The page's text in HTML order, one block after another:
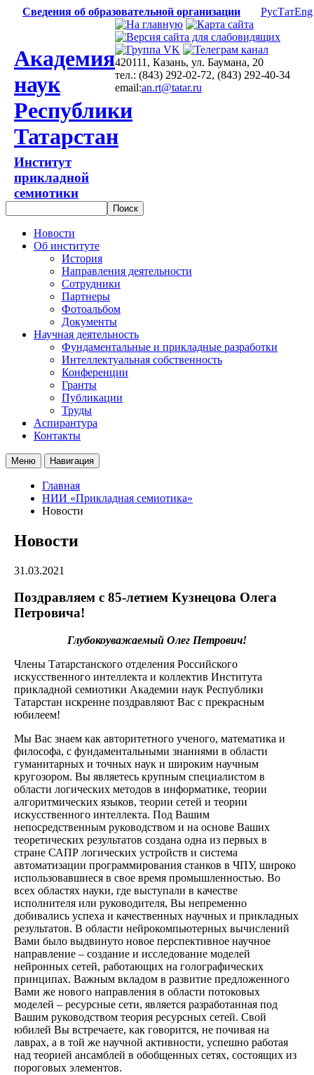
Сведения об образовательной организации РусТатEng
Академия
наук
Республики
Татарстан
Институт
прикладной
семиотики
420111, Казань, ул. Баумана, 20
тел.: (843) 292-02-72, (843) 292-40-34
email:an.rt@tatar.ru
Новости
Об институте
История
Направления деятельности
Сотрудники
Партнеры
Фотоальбом
Документы
Научная деятельность
Фундаментальные и прикладные разработки
Интеллектуальная собственность
Конференции
Гранты
Публикации
Труды
Аспирантура
Контакты
Меню Навигация
Главная
НИИ «Прикладная семиотика»
Новости
Новости
31.03.2021
Поздравляем с 85-летием Кузнецова Олега
Петровича!
Глубокоуважаемый Олег Петрович!
Члены Татарстанского отделения Российского
искусственного интеллекта и коллектив Института
прикладной семиотики Академии наук Республики
Татарстан искренне поздравляют Вас с прекрасным
юбилеем!
Мы Вас знаем как авторитетного ученого, математика и
философа, с фундаментальными знаниями в области
гуманитарных и точных наук и широким научным
кругозором. Вы являетесь крупным специалистом в
области логических методов в информатике, теории
алгоритмических языков, теории сетей и теории
искусственного интеллекта. Под Вашим
непосредственным руководством и на основе Ваших
теоретических результатов создана одна из первых в
стране САПР логических устройств и система
автоматизации программирования станков в ЧПУ, широко
использовавшиеся в свое время промышленностью. Во
всех областях науки, где выступали в качестве
исполнителя или руководителя, Вы непременно
добивались успеха и качественных научных и прикладных
результатов. В области нейрокомпьютерных вычислений
Вами было выдвинуто новое перспективное научное
направление – создание и исследование моделей
нейронных сетей, работающих на голографических
принципах. Важным вкладом в развитие предложенного
Вами же нового направления в области потоковых
моделей – ресурсные сети, является разработанная под
Вашим руководством теория ресурсных сетей. Свой
юбилей Вы встречаете, как говорится, не почивая на
лаврах, а в той же научной активности, успешно работая
над теорией ансамблей в обобщенных сетях, состоящих из
пороговых элементов.